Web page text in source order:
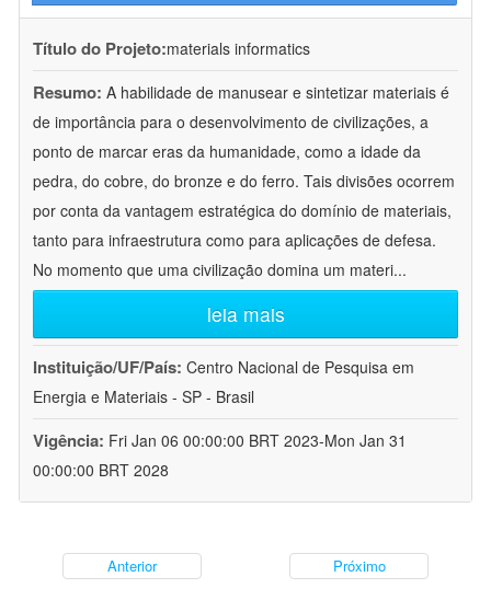
Título do Projeto:materials informatics
Resumo: A habilidade de manusear e sintetizar materiais é
de importância para o desenvolvimento de civilizações, a
ponto de marcar eras da humanidade, como a idade da
pedra, do cobre, do bronze e do ferro. Tais divisões ocorrem
por conta da vantagem estratégica do domínio de materiais,
tanto para infraestrutura como para aplicações de defesa.
No momento que uma civilização domina um materi...
leia mais
Instituição/UF/País: Centro Nacional de Pesquisa em
Energia e Materiais - SP - Brasil
Vigência: Fri Jan 06 00:00:00 BRT 2023-Mon Jan 31
00:00:00 BRT 2028
Anterior Próximo